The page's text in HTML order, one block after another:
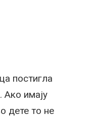
постигла
Ако имају
дете то не